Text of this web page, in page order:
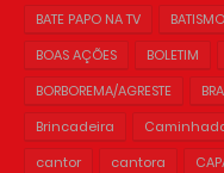
BATE PAPO NA TV
BATISMO
BOAS AÇÕES
BOLETIM
BORBOREMA/AGRESTE
Brincadeira
cantor
cantora